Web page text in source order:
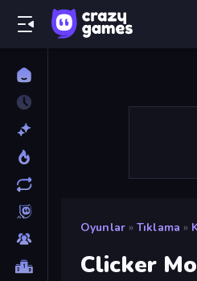
Oyunlar » Tıklama »
Clicker